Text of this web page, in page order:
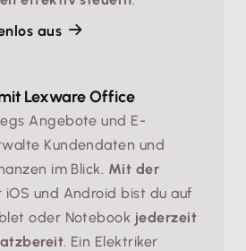
aus
Lexware Office
Angebote und E-
Kundendaten und
im Blick. Mit der
iOS und Android bist du auf
oder Notebook jederzeit
. Ein Elektriker